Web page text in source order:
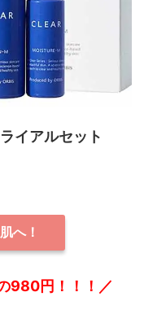
イアルセット
へ！
980円！！！／